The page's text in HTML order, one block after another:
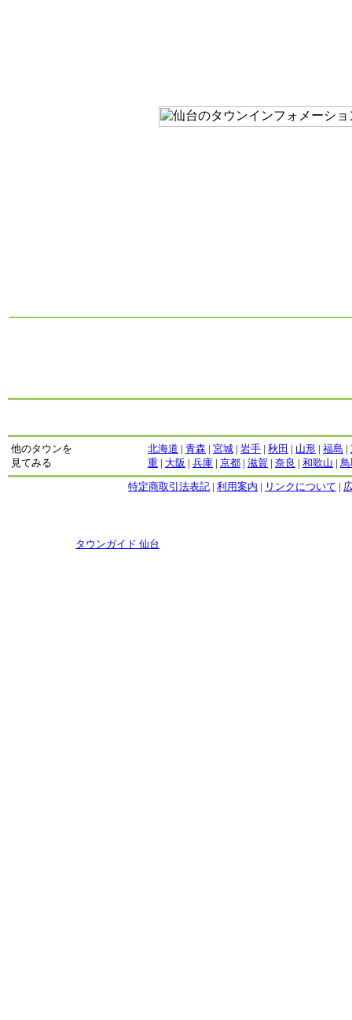
他のタウンを
見てみる
北海道 | 青森 | 宮城 | 岩手 | 秋田 | 山形 | 福島 |
重 | 大阪 | 兵庫 | 京都 | 滋賀 | 奈良 | 和歌山 |
特定商取引法表記 | 利用案内 | リンクについて |
タウンガイド 仙台